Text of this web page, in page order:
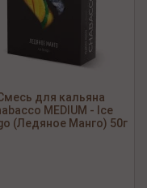
для кальяна
MEDIUM - Ice
(Ледяное Манго) 50г